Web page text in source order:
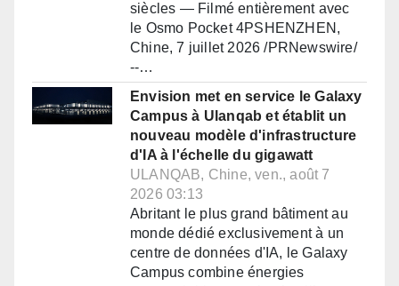
siècles — Filmé entièrement avec
le Osmo Pocket 4PSHENZHEN,
Chine, 7 juillet 2026 /PRNewswire/
--…
Envision met en service le Galaxy
Campus à Ulanqab et établit un
nouveau modèle d'infrastructure
d'IA à l'échelle du gigawatt
ULANQAB, Chine, ven., août 7
2026 03:13
Abritant le plus grand bâtiment au
monde dédié exclusivement à un
centre de données d'IA, le Galaxy
Campus combine énergies